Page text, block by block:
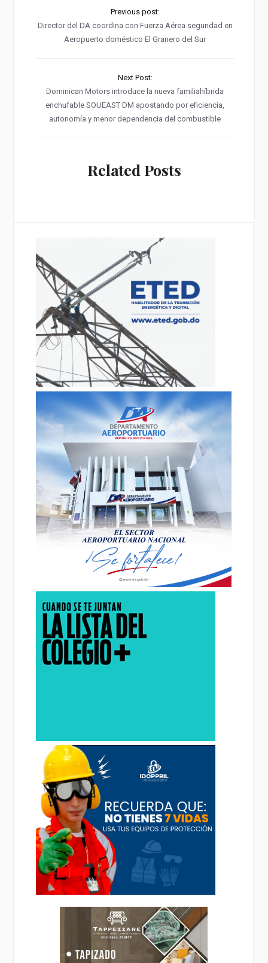
Previous post:
Director del DA coordina con Fuerza Aérea seguridad en
Aeropuerto doméstico El Granero del Sur
Next Post:
Dominican Motors introduce la nueva familiahíbrida
enchufable SOUEAST DM apostando por eficiencia,
autonomía y menor dependencia del combustible
Related Posts